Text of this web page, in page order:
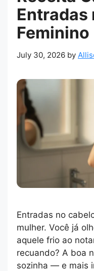
Entradas
Feminino
July 30, 2026 by
Entradas no
mulher. Você já
aquele frio ao
recuando? A boa
sozinha — e mais